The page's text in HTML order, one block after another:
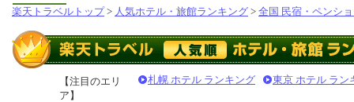
楽天トラベルトップ> 人気ホテル・旅館ランキング > 全国 民宿・ペンシ
【注目のエリ
ア】
札幌 ホテル ランキング 東京 ホテル ラン